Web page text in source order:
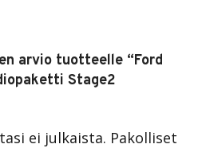
arvio tuotteelle “Ford
Stage2
ei julkaista. Pakolliset